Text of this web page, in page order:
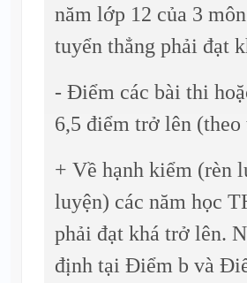
năm lớp 12 của 3
tuyển thẳng phải đạt
- Điểm các bài thi
6,5 điểm trở lên (theo
+ Về hạnh kiểm (rèn
luyện) các năm học
phải đạt khá trở lên.
định tại Điểm b và